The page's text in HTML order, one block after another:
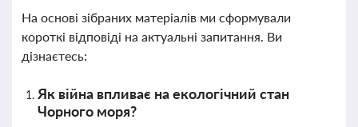
На основі зібраних матеріалів ми сформували
короткі відповіді на актуальні запитання. Ви
дізнаєтесь:
Як війна впливає на екологічний стан
Чорного моря?